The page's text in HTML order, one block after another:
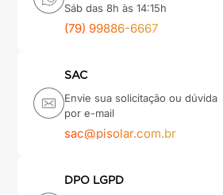
Sáb das 8h às 14:15h
(79) 99886-6667
SAC
Envie sua solicitação ou dúvida
por e-mail
sac@pisolar.com.br
DPO LGPD